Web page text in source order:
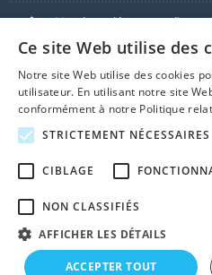
Vendeur détenteur d’une
Je vends avec rente
J’ai vendu, mais à
© 2026 Vendre-
Ce site Web utilise des
Notre site Web utilise des cookies
utilisateur. En utilisant notre site
conformément à notre Politique
STRICTEMENT NÉCESSAIRES
CIBLAGE
NON CLASSIFIÉS
AFFICHER LES DÉTAILS
ACCEPTER TOUT